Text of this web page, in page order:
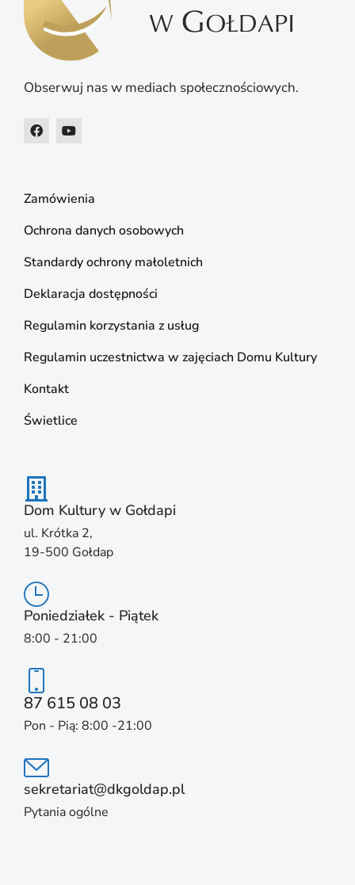
Obserwuj nas w mediach społecznościowych.
Zamówienia
Ochrona danych osobowych
Standardy ochrony małoletnich
Deklaracja dostępności
Regulamin korzystania z usług
Regulamin uczestnictwa w zajęciach Domu Kultury
Kontakt
Świetlice
Dom Kultury w Gołdapi
ul. Krótka 2,
19-500 Gołdap
Poniedziałek - Piątek
8:00 - 21:00
87 615 08 03
Pon - Pią: 8:00 -21:00
sekretariat@dkgoldap.pl
Pytania ogólne